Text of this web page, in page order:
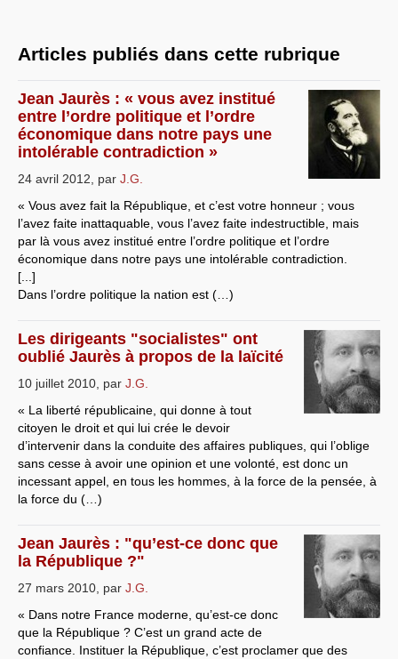
L’Empire américain
Systèmes & société sous contrôle
Nouvelles de l’antirépublique
Guerre en Ukraine
Articles publiés dans cette rubrique
Jean Jaurès : « vous avez institué
entre l’ordre politique et l’ordre
économique dans notre pays une
intolérable contradiction »
24 avril 2012 par J.G.
« Vous avez fait la République, et c’est votre honneur ; vous
l’avez faite inattaquable, vous l’avez faite indestructible, mais
par là vous avez institué entre l’ordre politique et l’ordre
économique dans notre pays une intolérable contradiction.
[...]
Dans l’ordre politique la nation est (…)
Les dirigeants "socialistes" ont
oublié Jaurès à propos de la laïcité
10 juillet 2010 par J.G.
« La liberté républicaine, qui donne à tout
citoyen le droit et qui lui crée le devoir
d’intervenir dans la conduite des affaires publiques, qui l’oblige
sans cesse à avoir une opinion et une volonté, est donc un
incessant appel, en tous les hommes, à la force de la pensée, à
la force du (…)
Jean Jaurès : "qu’est-ce donc que
la République ?"
27 mars 2010 par J.G.
« Dans notre France moderne, qu’est-ce donc
que la République ? C’est un grand acte de
confiance. Instituer la République, c’est proclamer que des